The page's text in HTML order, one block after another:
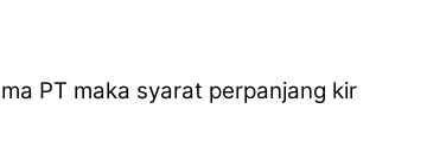
PT maka syarat perpanjang kir